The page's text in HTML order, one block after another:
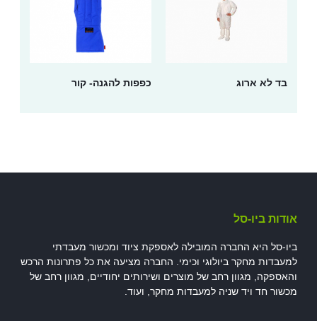
בד לא ארוג כפפות להגנה- קור
אודות ביו-סל
ביו-סל היא החברה המובילה לאספקת ציוד ומכשור מעבדתי
למעבדות מחקר ביולוגי וכימי. החברה מציעה את כל פתרונות הרכש
והאספקה, מגוון רחב של מוצרים ושירותים יחודיים, מגוון רחב של
מכשור חד ויד שניה למעבדות מחקר, ועוד.